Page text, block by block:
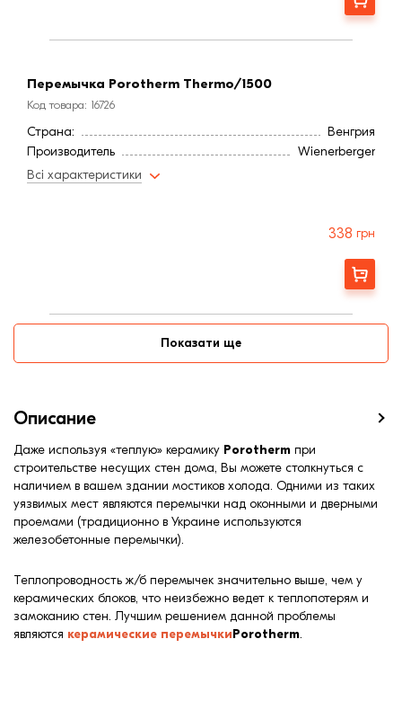
Перемычка Porotherm Thermo/1500
Код товара: 16726
Страна:
Венгрия
Производитель
Wienerberger
Всі характеристики
338 грн
Заказать
Показати ще
Описание
Даже используя «теплую» керамику Porotherm при
строительстве несущих стен дома, Вы можете столкнуться с
наличием в вашем здании мостиков холода. Одними из таких
уязвимых мест являются перемычки над оконными и дверными
проемами (традиционно в Украине используются
железобетонные перемычки).
Теплопроводность ж/б перемычек значительно выше, чем у
керамических блоков, что неизбежно ведет к теплопотерям и
замоканию стен. Лучшим решением данной проблемы
являются керамические перемычкиPorotherm.